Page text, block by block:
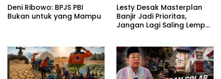
Deni Ribowo: BPJS PBI
Bukan untuk yang Mampu
Lesty Desak Masterplan
Banjir Jadi Prioritas,
Jangan Lagi Saling Lempar